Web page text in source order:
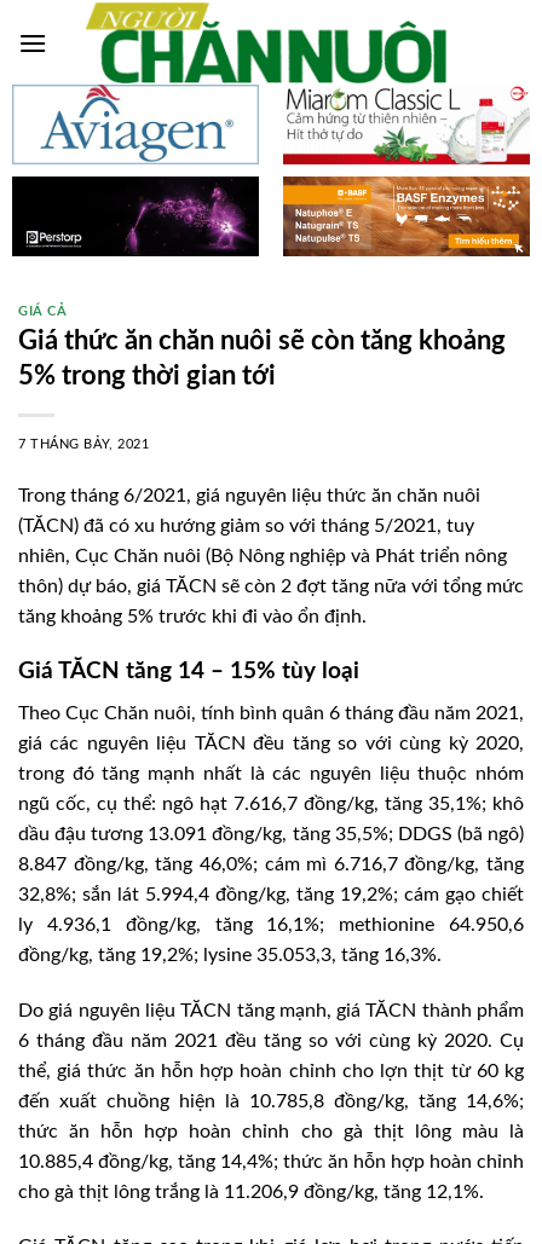
GIÁ CẢ
Giá thức ăn chăn nuôi sẽ còn tăng khoảng
5% trong thời gian tới
7 THÁNG BẢY, 2021
Trong tháng 6/2021, giá nguyên liệu thức ăn chăn nuôi
(TĂCN) đã có xu hướng giảm so với tháng 5/2021, tuy
nhiên, Cục Chăn nuôi (Bộ Nông nghiệp và Phát triển nông
thôn) dự báo, giá TĂCN sẽ còn 2 đợt tăng nữa với tổng mức
tăng khoảng 5% trước khi đi vào ổn định.
Giá TĂCN tăng 14 – 15% tùy loại
Theo Cục Chăn nuôi, tính bình quân 6 tháng đầu năm 2021,
giá các nguyên liệu TĂCN đều tăng so với cùng kỳ 2020,
trong đó tăng mạnh nhất là các nguyên liệu thuộc nhóm
ngũ cốc, cụ thể: ngô hạt 7.616,7 đồng/kg, tăng 35,1%; khô
dầu đậu tương 13.091 đồng/kg, tăng 35,5%; DDGS (bã ngô)
8.847 đồng/kg, tăng 46,0%; cám mì 6.716,7 đồng/kg, tăng
32,8%; sắn lát 5.994,4 đồng/kg, tăng 19,2%; cám gạo chiết
ly 4.936,1 đồng/kg, tăng 16,1%; methionine 64.950,6
đồng/kg, tăng 19,2%; lysine 35.053,3, tăng 16,3%.
Do giá nguyên liệu TĂCN tăng mạnh, giá TĂCN thành phẩm
6 tháng đầu năm 2021 đều tăng so với cùng kỳ 2020. Cụ
thể, giá thức ăn hỗn hợp hoàn chỉnh cho lợn thịt từ 60 kg
đến xuất chuồng hiện là 10.785,8 đồng/kg, tăng 14,6%;
thức ăn hỗn hợp hoàn chỉnh cho gà thịt lông màu là
10.885,4 đồng/kg, tăng 14,4%; thức ăn hỗn hợp hoàn chỉnh
cho gà thịt lông trắng là 11.206,9 đồng/kg, tăng 12,1%.